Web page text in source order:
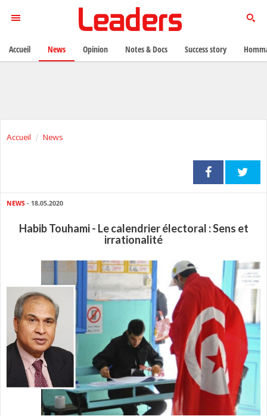
Accueil News
NEWS - 18.05.2020
Habib Touhami - Le calendrier électoral : Sens et
irrationalité
Accueil News Opinion Notes & Docs Success story